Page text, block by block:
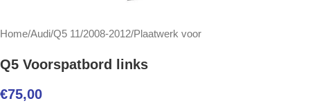
Home/Audi/Q5 11/2008-2012/Plaatwerk voor
Q5 Voorspatbord links
€75,00